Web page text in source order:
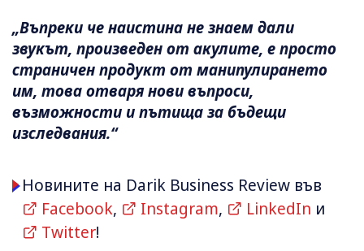
„Въпреки че наистина не знаем дали
звукът, произведен от акулите, е просто
страничен продукт от манипулирането
им, това отваря нови въпроси,
възможности и пътища за бъдещи
изследвания.“
Новините на Darik Business Review във
Facebook, Instagram, LinkedIn и
Twitter!